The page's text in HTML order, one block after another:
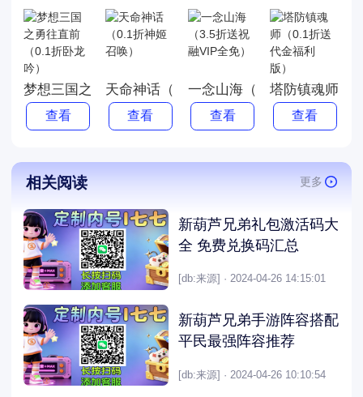
梦想三国之勇往直前（0.1折卧龙吟）
查看
天命神话（0.1折神姬召唤）
查看
一念山海（3.5折送祝融VIP
查看
塔防镇魂师（
查看
相关阅读 更多
新葫芦兄弟礼包激活码大
全 免费兑换码汇总
[db:来源] · 2024-04-26 14:15:01
新葫芦兄弟手游阵容搭配
平民最强阵容推荐
[db:来源] · 2024-04-26 10:10:54